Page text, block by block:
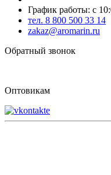
График работы: с
тел. 8 800 500 33 14
zakaz@aromarin.ru
Обратный звонок
Оптовикам